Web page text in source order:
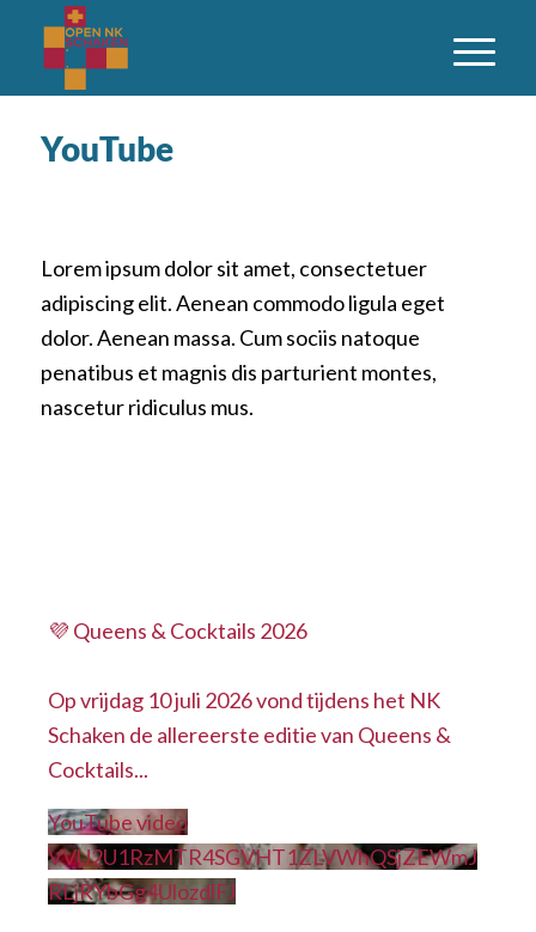
YouTube
Lorem ipsum dolor sit amet, consectetuer
adipiscing elit. Aenean commodo ligula eget
dolor. Aenean massa. Cum sociis natoque
penatibus et magnis dis parturient montes,
nascetur ridiculus mus.
💜 Queens & Cocktails 2026
Op vrijdag 10 juli 2026 vond tijdens het NK
Schaken de allereerste editie van Queens &
Cocktails...
YouTube video
VVU2U1RzMTR4SGVHT1ZLVWhQSjZEWmJ
RLjRYbGg4UlozdlFJ